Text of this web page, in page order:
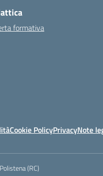
formativa
Cookie PolicyPrivacyNote
(RC)